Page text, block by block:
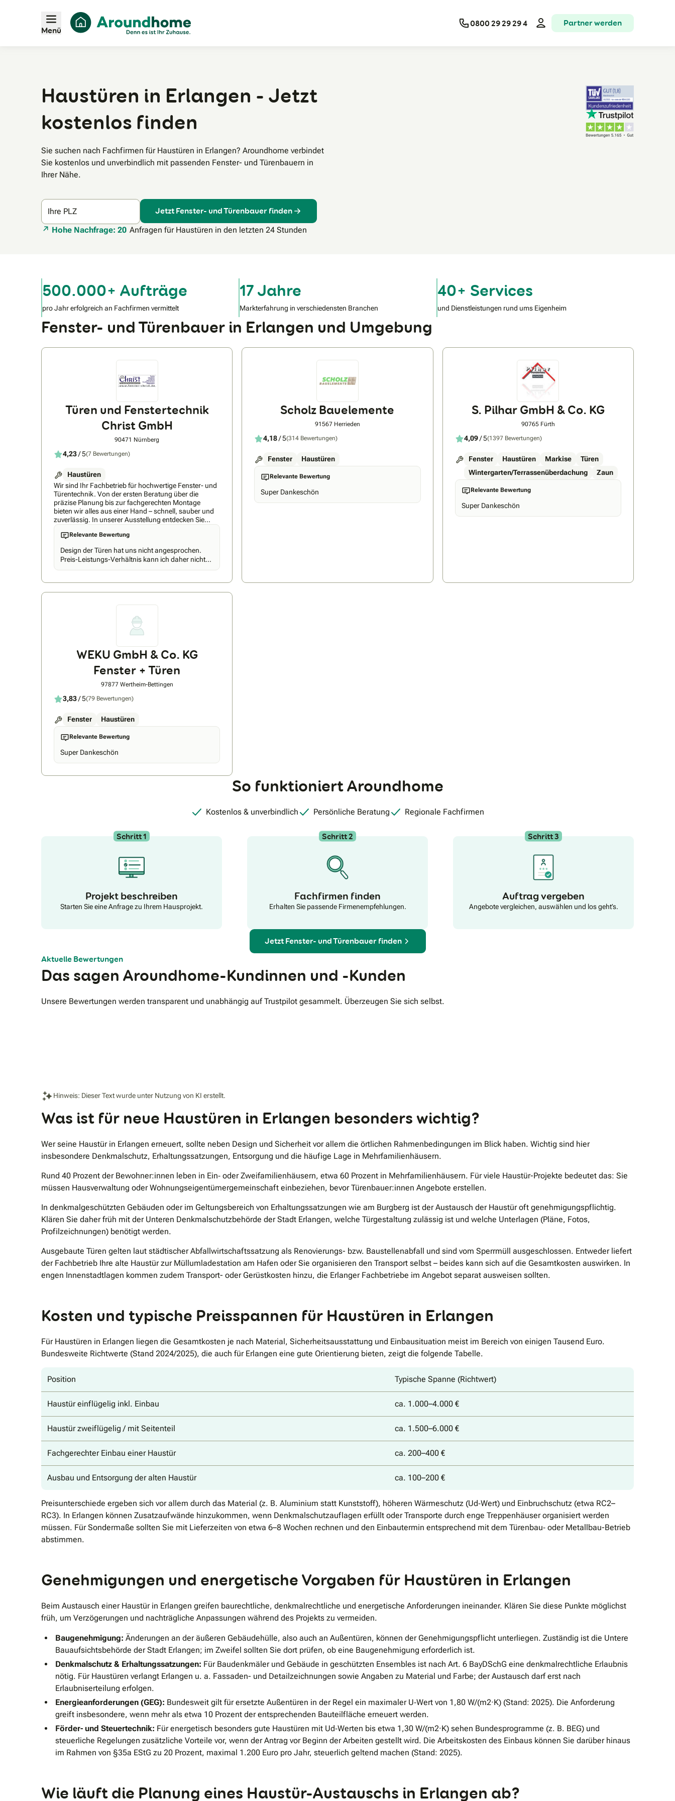
Menü
0800 29 29 29 4 Partner werden
Haustüren in Erlangen - Jetzt
kostenlos finden
Sie suchen nach Fachfirmen für Haustüren in Erlangen? Aroundhome verbindet
Sie kostenlos und unverbindlich mit passenden Fenster- und Türenbauern in
Ihrer Nähe.
Ihre PLZ Jetzt Fenster- und Türenbauer finden
Hohe Nachfrage: 20 Anfragen für Haustüren in den letzten 24 Stunden
500.000+ Aufträge
pro Jahr erfolgreich an Fachfirmen vermittelt
17 Jahre
Markterfahrung in verschiedensten Branchen
40+ Services
und Dienstleistungen rund ums Eigenheim
Fenster- und Türenbauer in Erlangen und Umgebung
Türen und Fenstertechnik
Christ GmbH
90471 Nürnberg
4,23/ 5(7 Bewertungen)
Haustüren
Wir sind Ihr Fachbetrieb für hochwertige Fenster- und
Türentechnik. Von der ersten Beratung über die
präzise Planung bis zur fachgerechten Montage
bieten wir alles aus einer Hand – schnell, sauber und
zuverlässig. In unserer Ausstellung entdecken Sie
moderne Fensterlösungen und designstarke
Haustüren, individuell konfiguriert für Energieeffizienz,
oder Neubau: Wir zeigen Ihnen passende Systeme,
klären über Fördermöglichkeiten auf und begleiten Sie
transparent bis zur Abnahme. Mit unserem Standort
– nachhaltig und wertbeständig. Vereinbaren Sie gern
profitieren Sie von unserer Erfahrung aus zahlreichen
Relevante Bewertung
Design der Türen hat uns nicht angesprochen.
Preis-Leistungs-Verhältnis kann ich daher nicht
Scholz Bauelemente
91567 Herrieden
4,18/ 5(314 Bewertungen)
Fenster Haustüren
Relevante Bewertung
Super Dankeschön
S. Pilhar GmbH & Co. KG
90765 Fürth
4,09/ 5(1397 Bewertungen)
Fenster Haustüren Markise
Türen
Wintergarten/Terrassenüberdachung
Zaun
Relevante Bewertung
Super Dankeschön
WEKU GmbH & Co. KG
Fenster + Türen
97877 Wertheim-Bettingen
3,83/ 5(79 Bewertungen)
Fenster Haustüren
Relevante Bewertung
Super Dankeschön
So funktioniert Aroundhome
Kostenlos & unverbindlich Persönliche Beratung Regionale Fachfirmen
Schritt 1
Projekt beschreiben
Starten Sie eine Anfrage zu Ihrem Hausprojekt.
Schritt 2
Fachfirmen finden
Erhalten Sie passende Firmenempfehlungen.
Schritt 3
Auftrag vergeben
Angebote vergleichen, auswählen und los geht’s.
Jetzt Fenster- und Türenbauer finden
Aktuelle Bewertungen
Das sagen Aroundhome-Kundinnen und -Kunden
Unsere Bewertungen werden transparent und unabhängig auf Trustpilot gesammelt. Überzeugen Sie sich selbst.
Hinweis: Dieser Text wurde unter Nutzung von KI erstellt.
Was ist für neue Haustüren in Erlangen besonders wichtig?
Wer seine Haustür in Erlangen erneuert, sollte neben Design und Sicherheit vor allem die örtlichen Rahmenbedingungen im Blick haben. Wichtig sind hier
insbesondere Denkmalschutz, Erhaltungssatzungen, Entsorgung und die häufige Lage in Mehrfamilienhäusern.
Rund 40 Prozent der Bewohner:innen leben in Ein‐ oder Zweifamilienhäusern, etwa 60 Prozent in Mehrfamilienhäusern. Für viele Haustür-Projekte bedeutet das: Sie
müssen Hausverwaltung oder Wohnungseigentümergemeinschaft einbeziehen, bevor Türenbauer:innen Angebote erstellen.
In denkmalgeschützten Gebäuden oder im Geltungsbereich von Erhaltungssatzungen wie am Burgberg ist der Austausch der Haustür oft genehmigungspflichtig.
Klären Sie daher früh mit der Unteren Denkmalschutzbehörde der Stadt Erlangen, welche Türgestaltung zulässig ist und welche Unterlagen (Pläne, Fotos,
Profilzeichnungen) benötigt werden.
Ausgebaute Türen gelten laut städtischer Abfallwirtschaftssatzung als Renovierungs- bzw. Baustellenabfall und sind vom Sperrmüll ausgeschlossen. Entweder liefert
der Fachbetrieb Ihre alte Haustür zur Müllumladestation am Hafen oder Sie organisieren den Transport selbst – beides kann sich auf die Gesamtkosten auswirken. In
engen Innenstadtlagen kommen zudem Transport- oder Gerüstkosten hinzu, die Erlanger Fachbetriebe im Angebot separat ausweisen sollten.
Kosten und typische Preisspannen für Haustüren in Erlangen
Für Haustüren in Erlangen liegen die Gesamtkosten je nach Material, Sicherheitsausstattung und Einbausituation meist im Bereich von einigen Tausend Euro.
Bundesweite Richtwerte (Stand 2024/2025), die auch für Erlangen eine gute Orientierung bieten, zeigt die folgende Tabelle.
Position Typische Spanne (Richtwert)
Haustür einflügelig inkl. Einbau ca. 1.000–4.000 €
Haustür zweiflügelig / mit Seitenteil ca. 1.500–6.000 €
Fachgerechter Einbau einer Haustür ca. 200–400 €
Ausbau und Entsorgung der alten Haustür ca. 100–200 €
Preisunterschiede ergeben sich vor allem durch das Material (z. B. Aluminium statt Kunststoff), höheren Wärmeschutz (Ud‐Wert) und Einbruchschutz (etwa RC2–
RC3). In Erlangen können Zusatzaufwände hinzukommen, wenn Denkmalschutzauflagen erfüllt oder Transporte durch enge Treppenhäuser organisiert werden
müssen. Für Sondermaße sollten Sie mit Lieferzeiten von etwa 6–8 Wochen rechnen und den Einbautermin entsprechend mit dem Türenbau‐ oder Metallbau-Betrieb
abstimmen.
Genehmigungen und energetische Vorgaben für Haustüren in Erlangen
Beim Austausch einer Haustür in Erlangen greifen baurechtliche, denkmalrechtliche und energetische Anforderungen ineinander. Klären Sie diese Punkte möglichst
früh, um Verzögerungen und nachträgliche Anpassungen während des Projekts zu vermeiden.
Baugenehmigung: Änderungen an der äußeren Gebäudehülle, also auch an Außentüren, können der Genehmigungspflicht unterliegen. Zuständig ist die Untere
Bauaufsichtsbehörde der Stadt Erlangen; im Zweifel sollten Sie dort prüfen, ob eine Baugenehmigung erforderlich ist.
Denkmalschutz & Erhaltungssatzungen: Für Baudenkmäler und Gebäude in geschützten Ensembles ist nach Art. 6 BayDSchG eine denkmalrechtliche Erlaubnis
nötig. Für Haustüren verlangt Erlangen u. a. Fassaden- und Detailzeichnungen sowie Angaben zu Material und Farbe; der Austausch darf erst nach
Erlaubniserteilung erfolgen.
Energieanforderungen (GEG): Bundesweit gilt für ersetzte Außentüren in der Regel ein maximaler U‐Wert von 1,80 W/(m2·K) (Stand: 2025). Die Anforderung
greift insbesondere, wenn mehr als etwa 10 Prozent der entsprechenden Bauteilfläche erneuert werden.
Förder- und Steuertechnik: Für energetisch besonders gute Haustüren mit Ud‐Werten bis etwa 1,30 W/(m2·K) sehen Bundesprogramme (z. B. BEG) und
steuerliche Regelungen zusätzliche Vorteile vor, wenn der Antrag vor Beginn der Arbeiten gestellt wird. Die Arbeitskosten des Einbaus können Sie darüber hinaus
im Rahmen von §35a EStG zu 20 Prozent, maximal 1.200 Euro pro Jahr, steuerlich geltend machen (Stand: 2025).
Wie läuft die Planung eines Haustür-Austauschs in Erlangen ab?